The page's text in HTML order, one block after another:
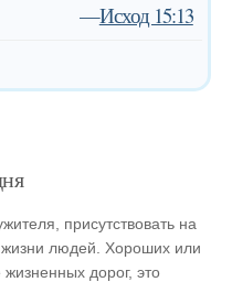
—Исход 15:13
присутствовать на
людей. Хороших или
дорог, это